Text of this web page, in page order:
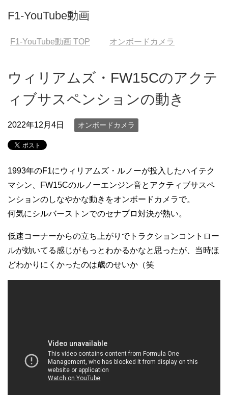
F1-YouTube動画
F1-YouTube動画 TOP オンボードカメラ
ウィリアムズ・FW15Cのアクテ
ィブサスペンションの動き
2022年12月4日 オンボードカメラ
1993年のF1にウィリアムズ・ルノーが投入したハイテク
マシン、FW15Cのルノーエンジン音とアクティブサスペ
ンションのしなやかな動きをオンボードカメラで。
何気にシルバーストンでのセナプロ対決が熱い。
低速コーナーからの立ち上がりでトラクションコントロー
ルが効いてる感じがもっとわかるかなと思ったが、当時ほ
どわかりにくかったのは歳のせいか（笑